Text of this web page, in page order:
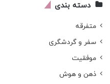
دسته بندی
متفرقه
سفر و گردشگری
موفقیت
ذهن و هوش